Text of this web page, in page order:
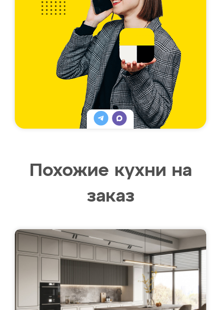
Похожие кухни на
заказ